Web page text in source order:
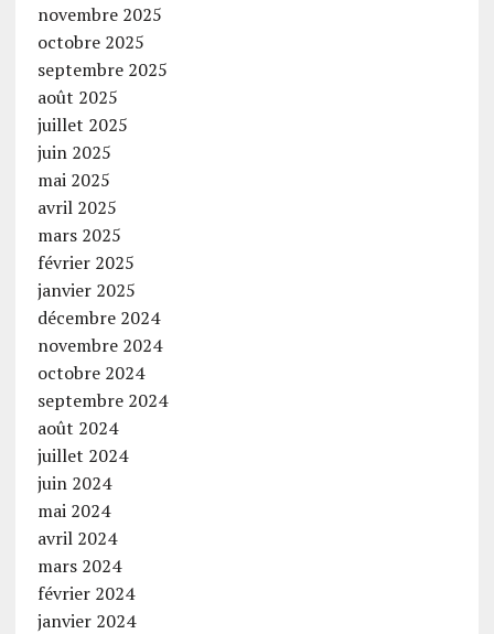
novembre 2025
octobre 2025
septembre 2025
août 2025
juillet 2025
juin 2025
mai 2025
avril 2025
mars 2025
février 2025
janvier 2025
décembre 2024
novembre 2024
octobre 2024
septembre 2024
août 2024
juillet 2024
juin 2024
mai 2024
avril 2024
mars 2024
février 2024
janvier 2024